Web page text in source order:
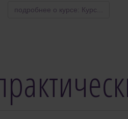
подробнее о курсе: Курс...